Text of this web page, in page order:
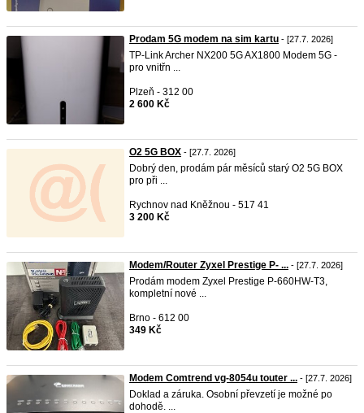
Prodam 5G modem na sim kartu - [27.7. 2026]
TP-Link Archer NX200 5G AX1800 Modem 5G -
pro vnitřn ...
Plzeň - 312 00
2 600 Kč
O2 5G BOX - [27.7. 2026]
Dobrý den, prodám pár měsíců starý O2 5G BOX
pro při ...
Rychnov nad Kněžnou - 517 41
3 200 Kč
Modem/Router Zyxel Prestige P- ... - [27.7. 2026]
Prodám modem Zyxel Prestige P-660HW-T3,
kompletní nové ...
Brno - 612 00
349 Kč
Modem Comtrend vg-8054u touter ... - [27.7. 2026]
Doklad a záruka. Osobní převzetí je možné po
dohodě. ...